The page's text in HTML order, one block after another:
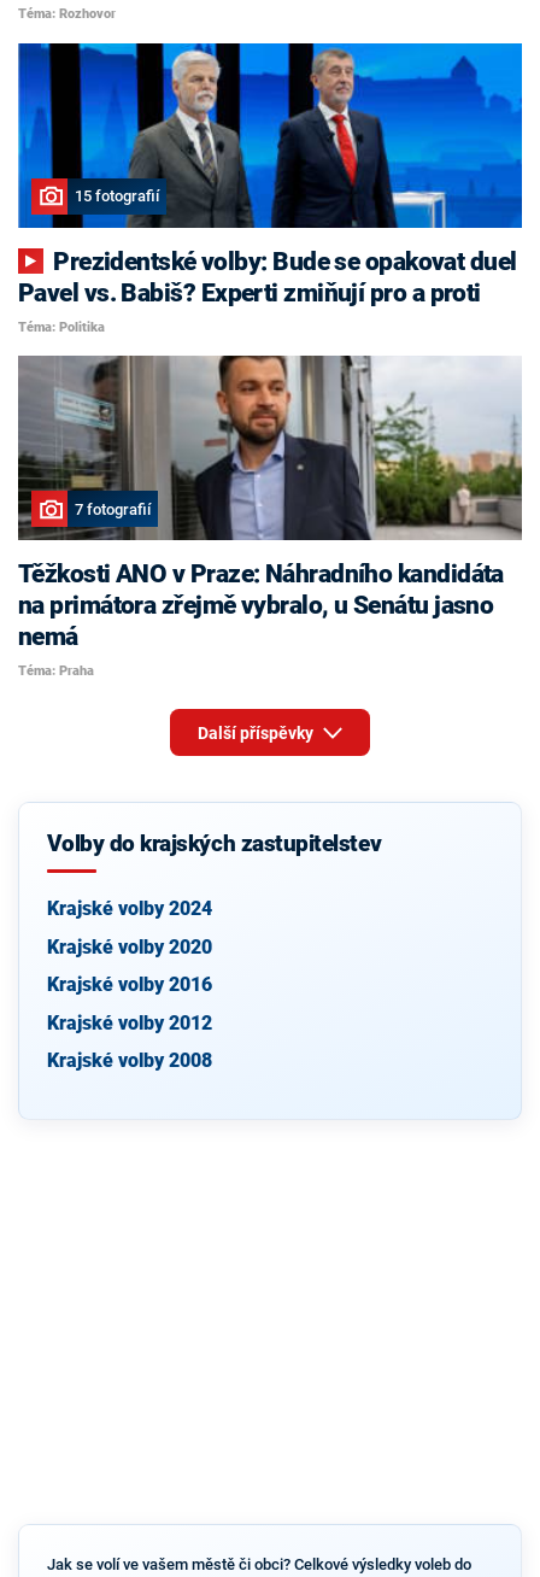
Téma: Rozhovor
15 fotografií
Pavel vs. Babiš? Experti zmiňují pro a proti
Téma: Politika
7 fotografií
Těžkosti ANO v Praze: Náhradního kandidáta
na primátora zřejmě vybralo, u Senátu jasno
nemá
Téma: Praha
Další příspěvky
Volby do krajských zastupitelstev
Krajské volby 2024
Krajské volby 2020
Krajské volby 2016
Krajské volby 2012
Krajské volby 2008
Jak se volí ve vašem městě či obci? Celkové výsledky voleb do